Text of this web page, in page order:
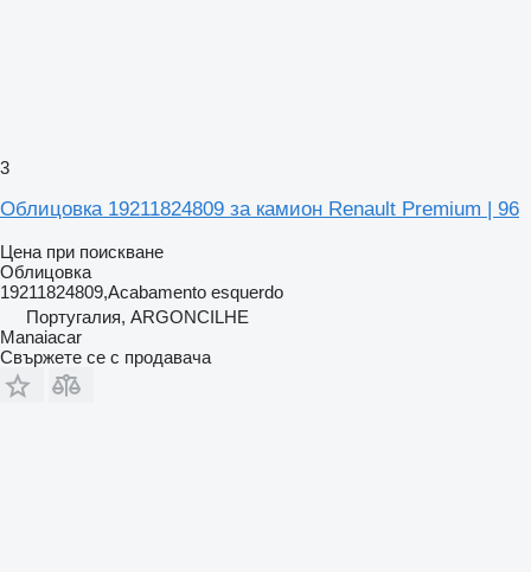
3
Облицовка 19211824809 за камион Renault Premium | 96
Цена при поискване
Облицовка
19211824809,Acabamento esquerdo
Португалия, ARGONCILHE
Manaiacar
Свържете се с продавача